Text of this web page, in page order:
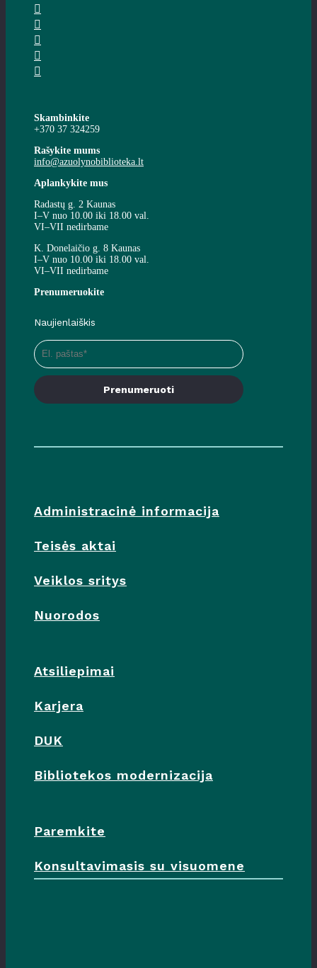
Skambinkite
+370 37 324259
Rašykite mums
info@azuolynobiblioteka.lt
Aplankykite mus
Radastų g. 2 Kaunas
I–V nuo 10.00 iki 18.00 val.
VI–VII nedirbame
K. Donelaičio g. 8 Kaunas
I–V nuo 10.00 iki 18.00 val.
VI–VII nedirbame
Prenumeruokite
Naujienlaiškis
Prenumeruoti
Administracinė informacija
Teisės aktai
Veiklos sritys
Nuorodos
Atsiliepimai
Karjera
DUK
Bibliotekos modernizacija
Paremkite
Konsultavimasis su visuomene